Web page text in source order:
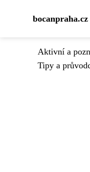
bocanpraha.cz
Aktivní a
Tipy a